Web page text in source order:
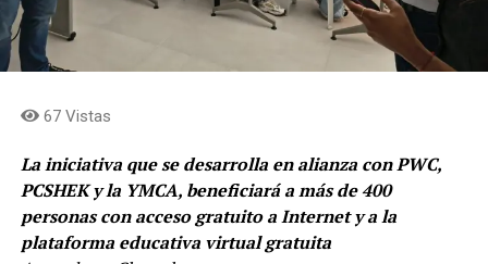
67 Vistas
La iniciativa que se desarrolla en alianza con PWC,
PCSHEK y la YMCA, beneficiará a más de 400
personas con acceso gratuito a Internet y a la
plataforma educativa virtual gratuita